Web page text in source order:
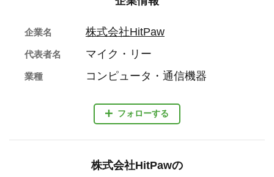
フォローする
企業名 株式会社HitPaw
代表者名 マイク・リー
業種 コンピュータ・通信機器
株式会社HitPawの